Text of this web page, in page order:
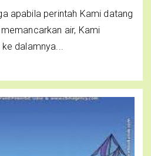
apabila perintah Kami datang
air, Kami
dalamnya...